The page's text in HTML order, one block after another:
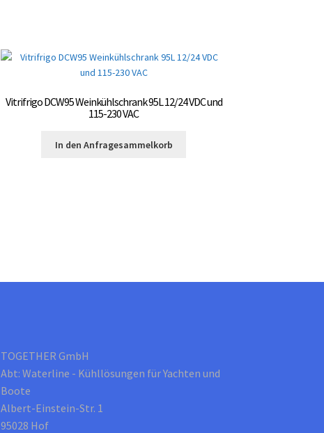
Vitrifrigo DCW95 Weinkühlschrank 95L 12/24 VDC und
115-230 VAC
In den Anfragesammelkorb
TOGETHER GmbH
Abt: Waterline - Kühllösungen für Yachten und
Boote
Albert-Einstein-Str. 1
95028 Hof